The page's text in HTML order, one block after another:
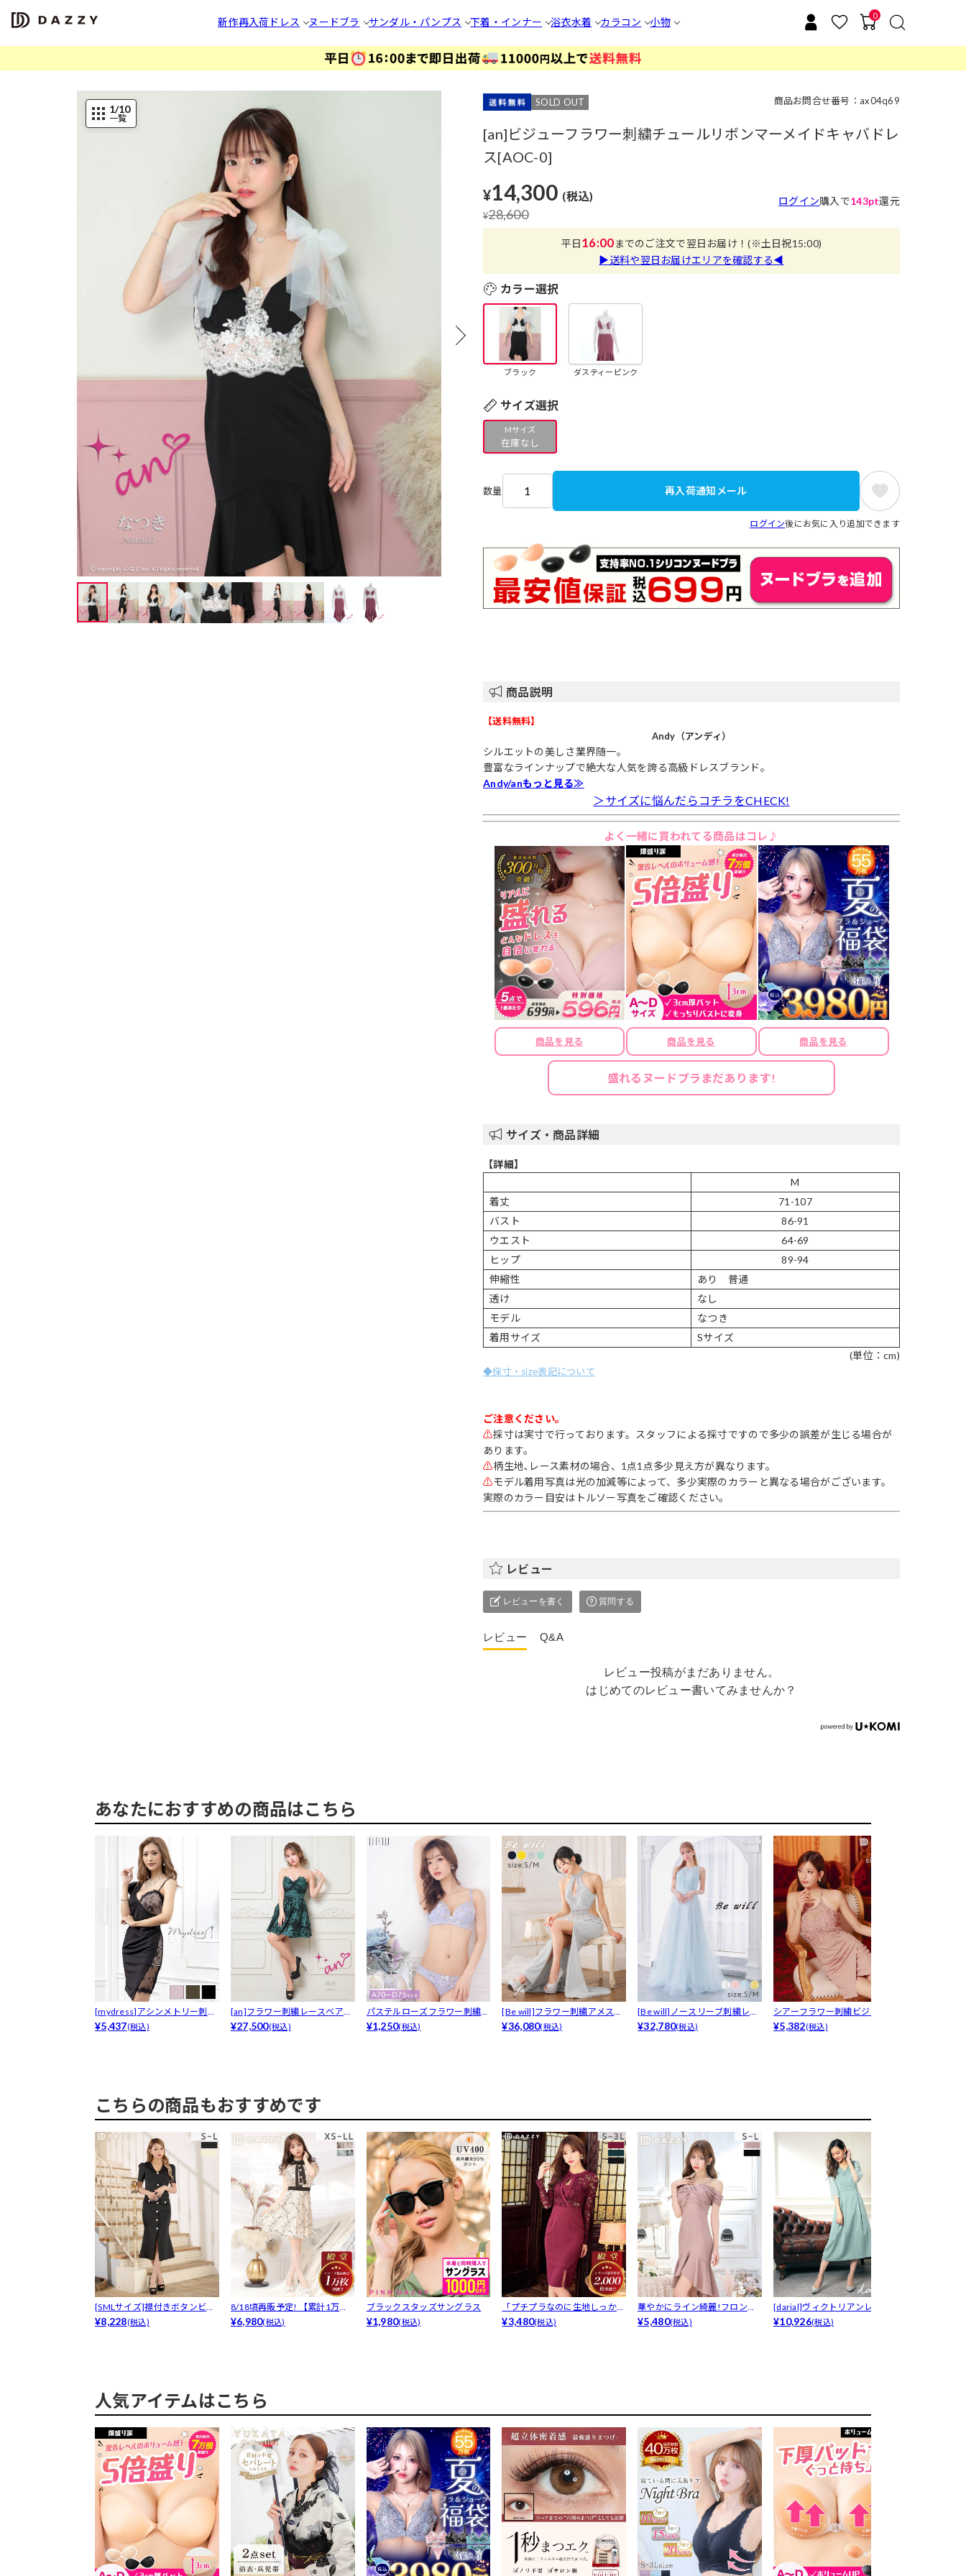
新作再入荷 ドレス ヌードブラ サンダル・パンプス 下着・インナー 浴衣水着 カラコン 小物
0
1/10
一覧
SOLD OUT 商品お問合せ番号：ax04q69
[an]ビジューフラワー刺繍チュールリボンマーメイドキャバドレ
ス[AOC-0]
¥14,300 (税込)
¥28,600
ログイン購入で143pt還元
平日16:00までのご注文で翌日お届け！(※土日祝15:00)
▶送料や翌日お届けエリアを確認する◀
カラー選択
ブラック ダスティーピンク
サイズ選択
Mサイズ
在庫なし
数量 再入荷通知メール
ログイン後にお気に入り追加できます
商品説明
【送料無料】
Andy（アンディ）
シルエットの美しさ業界随一。
豊富なラインナップで絶大な人気を誇る高級ドレスブランド。
Andy/anもっと見る≫
＞サイズに悩んだらコチラをCHECK!
よく一緒に買われてる商品はコレ♪
商品を見る 商品を見る 商品を見る
盛れるヌードブラまだあります!
サイズ・商品詳細
【詳細】
M
着丈
71-107
バスト
86-91
ウエスト
64-69
ヒップ
89-94
伸縮性
あり 普通
透け
なし
モデル
なつき
着用サイズ
Sサイズ
(単位：cm)
◆採寸・size表記について
ご注意ください。
⚠採寸は実寸で行っております。スタッフによる採寸ですので多少の誤差が生じる場合が
あります。
⚠柄生地､レース素材の場合、1点1点多少見え方が異なります。
⚠モデル着用写真は光の加減等によって、多少実際のカラーと異なる場合がございます。
実際のカラー目安はトルソー写真をご確認ください。
レビュー
レビューを書く 質問する
レビュー Q&A
レビュー投稿がまだありません。
はじめてのレビュー書いてみませんか？
あなたにおすすめの商品はこちら
[mydress]アシンメトリー刺繍
レ...
¥5,437(税込)
[an]フラワー刺繍レースベアA
ライン...
¥27,500(税込)
パステルローズフラワー刺繍ブ
ラジャー&...
¥1,250(税込)
[Be will]フラワー刺繍アメス
リ...
¥36,080(税込)
[Be will]ノースリーブ刺繍レ
ー...
¥32,780(税込)
シアーフラワー刺繍ビジューホ
ルターネッ...
¥5,382(税込)
こちらの商品もおすすめです
[SMLサイズ]襟付きボタンビジ
ュース...
¥8,228(税込)
8/18頃再販予定! 【累計1万枚
販売...
¥6,980(税込)
ブラックスタッズサングラス
¥1,980(税込)
「プチプラなのに生地しっか
り」【累計2...
¥3,480(税込)
華やかにライン綺麗!フロント
ツイストオ...
¥5,480(税込)
[darial]ヴィクトリアンレース
サ...
¥10,926(税込)
人気アイテムはこちら